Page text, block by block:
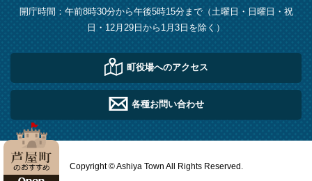
開庁時間：午前8時30分から午後5時15分まで（土曜日・日曜日・祝
日・12月29日から1月3日を除く）
町役場へのアクセス
各種お問い合わせ
Copyright © Ashiya Town All Rights Reserved.